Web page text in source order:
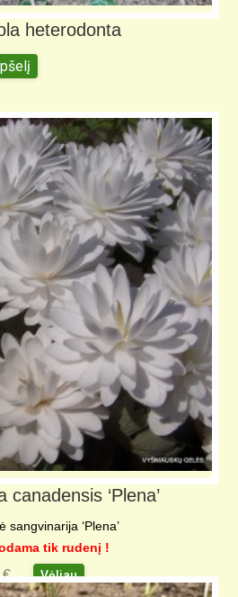
heterodonta
canadensis ‘Plena’
sangvinarija ‘Plena’
tik rudenį !
€ Vėliau